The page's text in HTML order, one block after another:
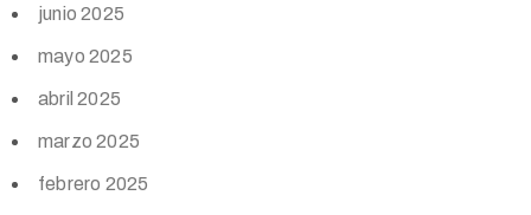
junio 2025
mayo 2025
abril 2025
marzo 2025
febrero 2025